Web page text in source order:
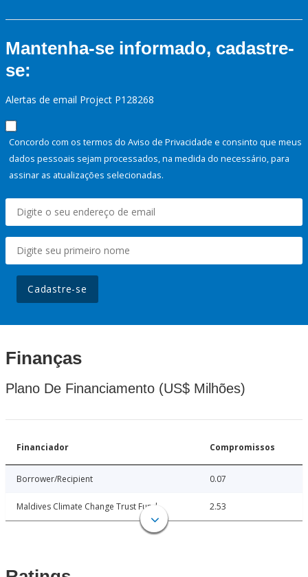
Mantenha-se informado, cadastre-
se:
Alertas de email Project P128268
Concordo com os termos do Aviso de Privacidade e consinto que meus
dados pessoais sejam processados, na medida do necessário, para
assinar as atualizações selecionadas.
Cadastre-se
Finanças
Plano De Financiamento (US$ Milhões)
Financiador Compromissos
Borrower/Recipient 0.07
Maldives Climate Change Trust Fund 2.53